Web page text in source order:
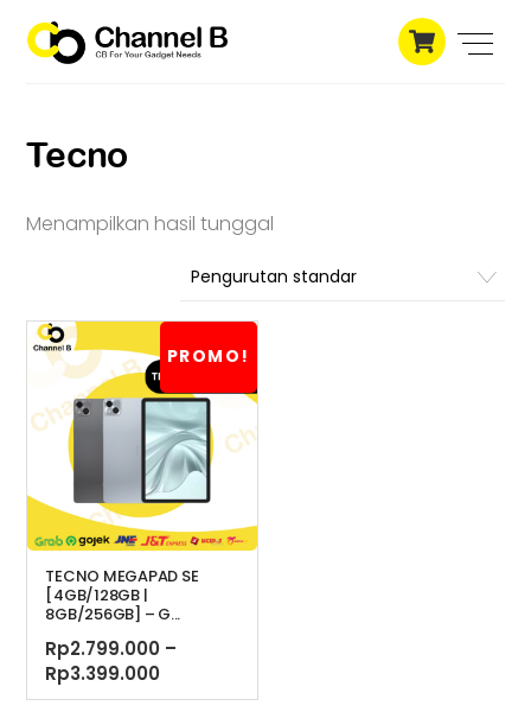
content
Cart
Tecno
Menampilkan hasil tunggal
PROMO!
TECNO MEGAPAD SE
[4GB/128GB |
8GB/256GB] – G...
Rp2.799.000 –
Rp3.399.000Rentang
harga: